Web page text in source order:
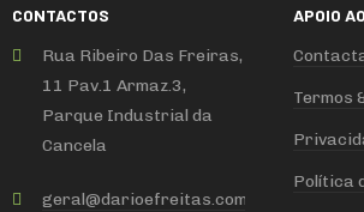
CONTACTOS
Rua Ribeiro Das Freiras,
11 Pav.1 Armaz.3,
Parque Industrial da
Cancela
geral@darioefreitas.com
APOIO
Termos
Política